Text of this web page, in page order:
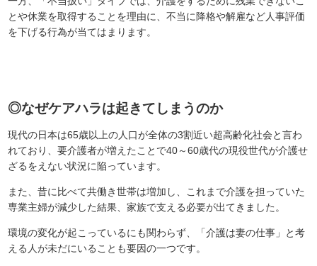
とや休業を取得することを理由に、不当に降格や解雇など人事評価
を下げる行為が当てはまります。
◎なぜケアハラは起きてしまうのか
現代の日本は65歳以上の人口が全体の3割近い超高齢化社会と言わ
れており、要介護者が増えたことで40～60歳代の現役世代が介護せ
ざるをえない状況に陥っています。
また、昔に比べて共働き世帯は増加し、これまで介護を担っていた
専業主婦が減少した結果、家族で支える必要が出てきました。
環境の変化が起こっているにも関わらず、「介護は妻の仕事」と考
える人が未だにいることも要因の一つです。